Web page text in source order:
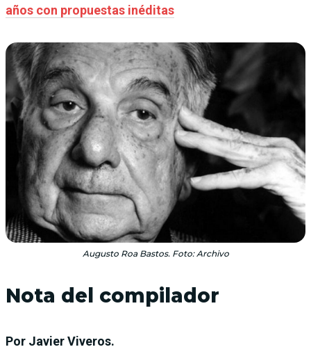
años con propuestas inéditas
Augusto Roa Bastos. Foto: Archivo
Nota del compilador
Por Javier Viveros.